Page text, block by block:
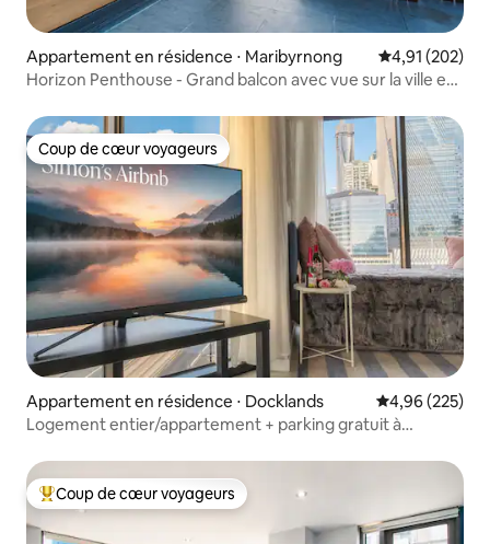
Appartement en résidence ⋅ Maribyrnong Évaluation
4,91 (202)
Horizon Penthouse - Grand balcon avec vue sur la ville et
Coup de cœur voyageurs
Coup de cœur voyageurs
Appartement en résidence ⋅ Docklands Évaluation
4,96 (225)
Logement entier/appartement + parking gratuit à
Coups de cœur voyageurs les plus appréciés
Coup de cœur voyageurs